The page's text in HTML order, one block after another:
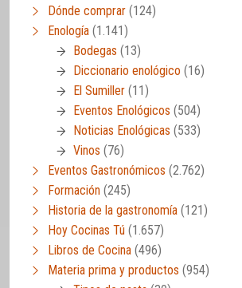
Dónde comprar (124)
Enología (1.141)
Bodegas (13)
Diccionario enológico (16)
El Sumiller (11)
Eventos Enológicos (504)
Noticias Enológicas (533)
Vinos (76)
Eventos Gastronómicos (2.762)
Formación (245)
Historia de la gastronomía (121)
Hoy Cocinas Tú (1.657)
Libros de Cocina (496)
Materia prima y productos (954)